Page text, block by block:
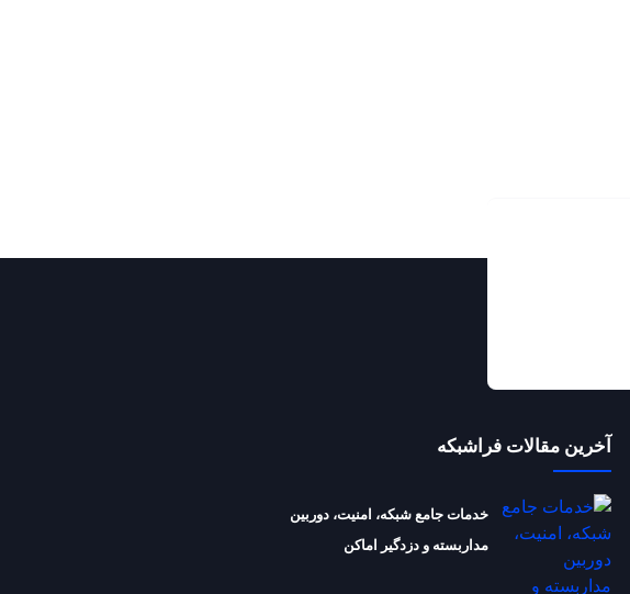
آخرین مقالات فراشبکه
خدمات جامع شبکه، امنیت، دوربین
مداربسته و دزدگیر اماکن